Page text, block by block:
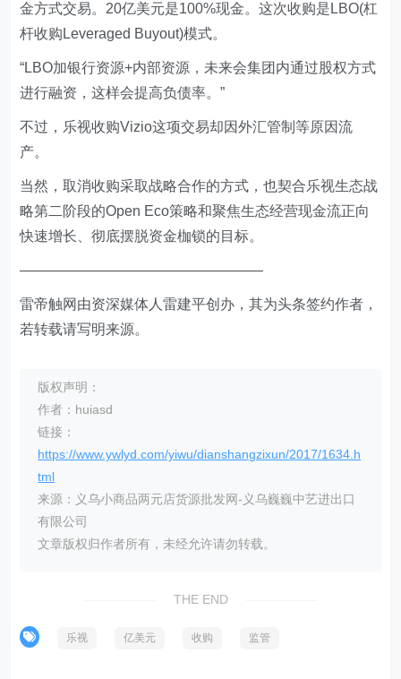
金方式交易。20亿美元是100%现金。这次收购是LBO(杠
杆收购Leveraged Buyout)模式。
“LBO加银行资源+内部资源，未来会集团内通过股权方式
进行融资，这样会提高负债率。”
不过，乐视收购Vizio这项交易却因外汇管制等原因流
产。
当然，取消收购采取战略合作的方式，也契合乐视生态战
略第二阶段的Open Eco策略和聚焦生态经营现金流正向
快速增长、彻底摆脱资金枷锁的目标。
—————————————————
雷帝触网由资深媒体人雷建平创办，其为头条签约作者，
若转载请写明来源。
版权声明：
作者：huiasd
链接：
https://www.ywlyd.com/yiwu/dianshangzixun/2017/1634.h
tml
来源：义乌小商品两元店货源批发网-义乌巍巍中艺进出口
有限公司
文章版权归作者所有，未经允许请勿转载。
THE END
乐视 亿美元 收购 监管